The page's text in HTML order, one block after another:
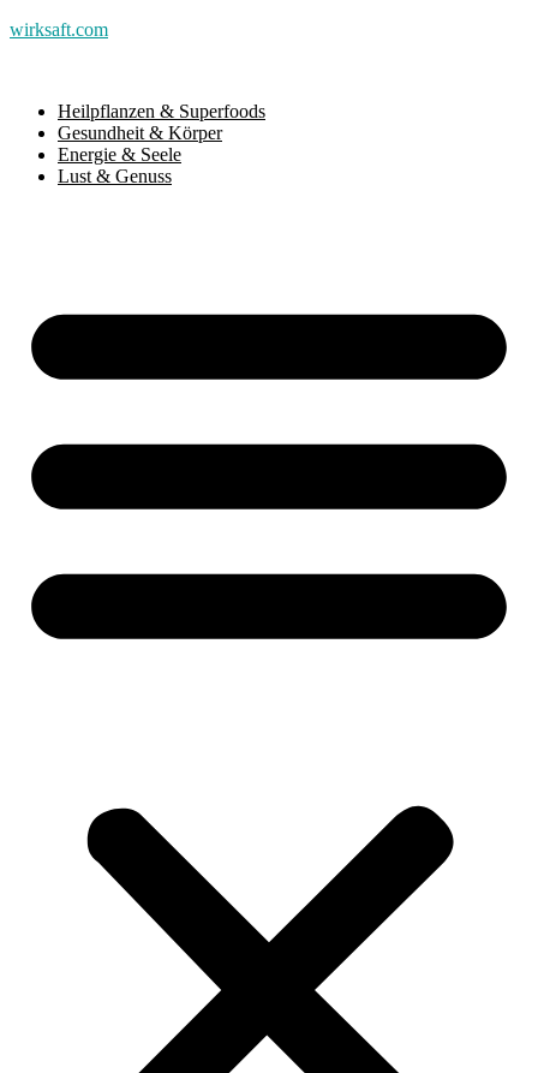
wirksaft.com
Heilpflanzen & Superfoods
Gesundheit & Körper
Energie & Seele
Lust & Genuss